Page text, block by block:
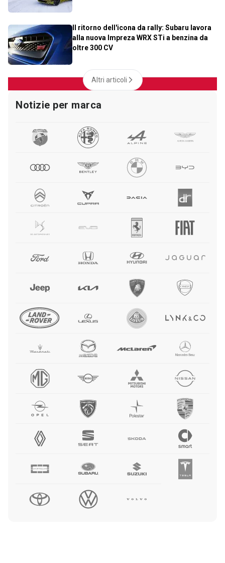
Il ritorno dell'icona da rally: Subaru lavora
alla nuova Impreza WRX STi a benzina da
oltre 300 CV
Altri articoli
Notizie per marca